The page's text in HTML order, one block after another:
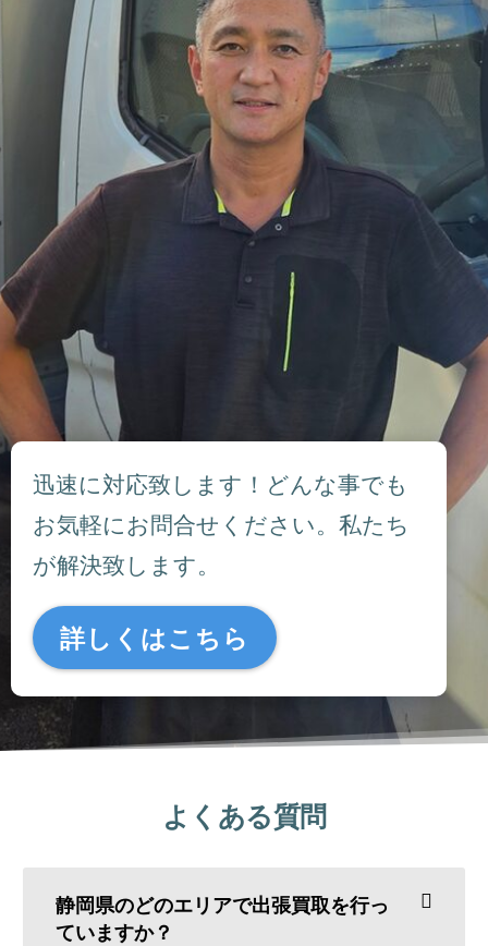
迅速に対応致します！どんな事でも
お気軽にお問合せください。私たち
が解決致します。
詳しくはこちら
よくある質問
静岡県のどのエリアで出張買取を行っ
ていますか？